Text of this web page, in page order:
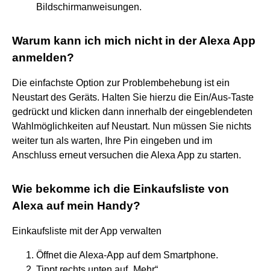
Bildschirmanweisungen.
Warum kann ich mich nicht in der Alexa App
anmelden?
Die einfachste Option zur Problembehebung ist ein
Neustart des Geräts. Halten Sie hierzu die Ein/Aus-Taste
gedrückt und klicken dann innerhalb der eingeblendeten
Wahlmöglichkeiten auf Neustart. Nun müssen Sie nichts
weiter tun als warten, Ihre Pin eingeben und im
Anschluss erneut versuchen die Alexa App zu starten.
Wie bekomme ich die Einkaufsliste von
Alexa auf mein Handy?
Einkaufsliste mit der App verwalten
Öffnet die Alexa-App auf dem Smartphone.